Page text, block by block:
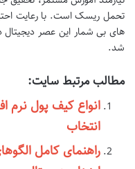
تحمل ریسک است. با رعایت
های بی شمار این عصر دیجیتال
شد.
مطالب مرتبط سایت:
انواع کیف پول نرم
انتخاب
راهنمای کامل